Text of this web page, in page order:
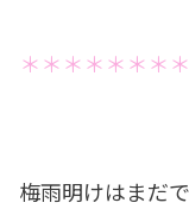
＊＊＊＊＊＊＊
梅雨明けはまだ